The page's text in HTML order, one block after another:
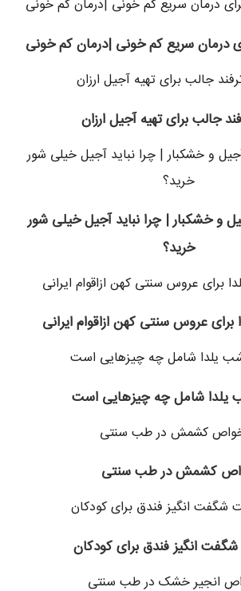
جالب برای تهیه آجیل ارزان
و خشکبار | چرا نباید آجیل خیلی شور
خرید؟
عروس سنتی کهن ازاقوام ایرانی
یلدا شامل چه چیزهایی است
کشمش در طب سنتی
انگیز فندق برای کودکان